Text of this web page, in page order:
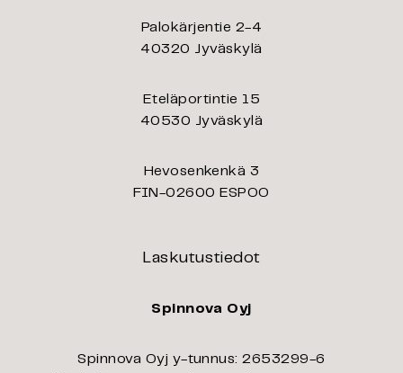
Palokärjentie 2-4
40320 Jyväskylä
Eteläportintie 15
40530 Jyväskylä
Hevosenkenkä 3
FIN-02600 ESPOO
Laskutustiedot
Spinnova Oyj
Spinnova Oyj y-tunnus: 2653299-6